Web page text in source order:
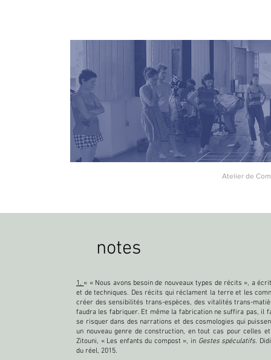
Atelier de
2. ...dans les champs de l'art vivant
notes
1. « « Nous avons besoin de nouveaux types de récits », a
et de techniques. Des récits qui réclament la terre et les
créer des sensibilités trans-espèces, des vitalités trans-
faudra les fabriquer. Et même la fabrication ne suffira pas, il
se risquer dans des narrations et des cosmologies qui
un nouveau genre de construction, en tout cas pour celles
Zitouni, « Les enfants du compost », in Gestes spéculatifs.
du réel, 2015.